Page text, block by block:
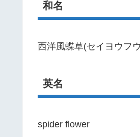
和名
西洋風蝶草(セイヨウフ
英名
spider flower